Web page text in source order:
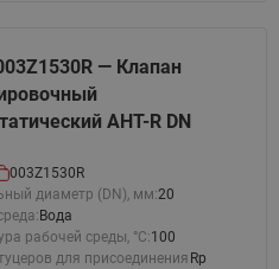
— Клапан
AHT-R DN
003Z1530R
диаметр (DN), мм:20
Вода
рабочей среды, °С:100
для присоединения Rp